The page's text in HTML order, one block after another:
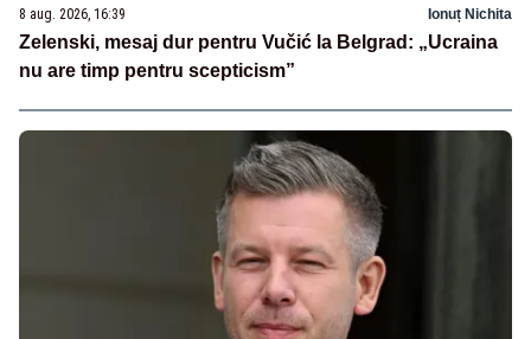
8 aug. 2026, 16:39 Ionuț Nichita
Zelenski, mesaj dur pentru Vučić la Belgrad: „Ucraina
nu are timp pentru scepticism”